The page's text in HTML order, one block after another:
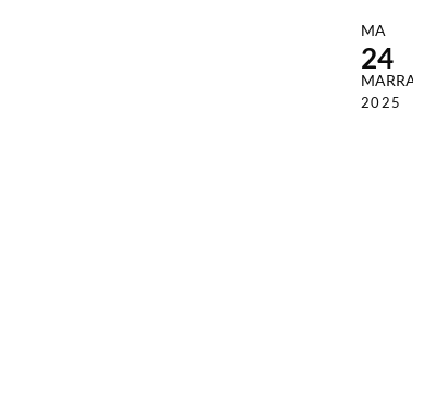
MA
24
MARRAS
2025